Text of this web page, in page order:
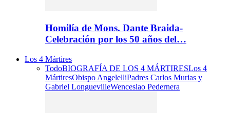
Homilía de Mons. Dante Braida-
Celebración por los 50 años del…
Los 4 Mártires
TodoBIOGRAFÍA DE LOS 4 MÁRTIRESLos 4
MártiresObispo AngelelliPadres Carlos Murias y
Gabriel LonguevilleWenceslao Pedernera